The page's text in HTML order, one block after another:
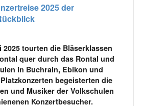
2025 der
2025 tourten die Bläserklassen
quer durch das Rontal und
in Buchrain, Ebikon und
begeisterten die
und Musiker der Volkschulen
Konzertbesucher.